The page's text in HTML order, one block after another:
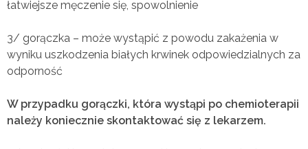
łatwiejsze męczenie się, spowolnienie
3/ gorączka – może wystąpić z powodu zakażenia w
wyniku uszkodzenia białych krwinek odpowiedzialnych za
odporność
W przypadku gorączki, która wystąpi po chemioterapii
należy koniecznie skontaktować się z lekarzem.